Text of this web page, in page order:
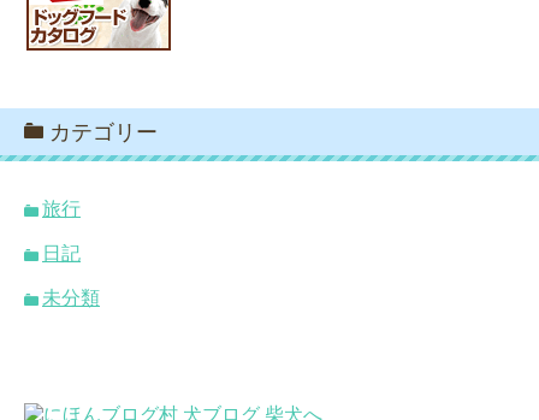
カテゴリー
旅行
日記
未分類